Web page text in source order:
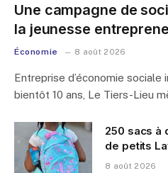
Une campagne de
la jeunesse
Économie 8 août 2026
Entreprise d’économie sociale
bientôt 10 ans, Le Tiers-Lieu
250 sacs à
de petits
8 août 2026